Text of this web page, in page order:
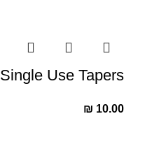
Single Use Tapers
₪ 10.00